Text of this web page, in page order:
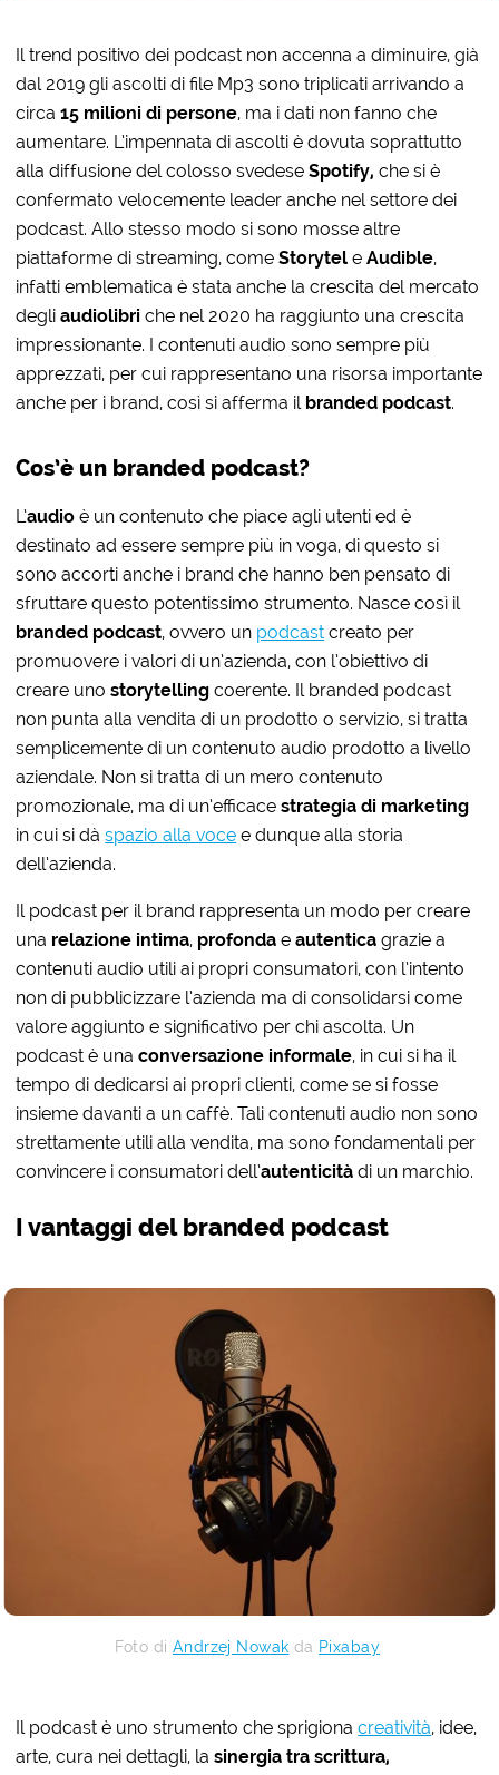
Il trend positivo dei podcast non accenna a diminuire, già
dal 2019 gli ascolti di file Mp3 sono triplicati arrivando a
circa15 milioni di persone, ma i dati non fanno che
aumentare. L’impennata di ascolti è dovuta soprattutto
alla diffusione del colosso svedeseSpotify, che si è
confermato velocemente leader anche nel settore dei
podcast. Allo stesso modo si sono mosse altre
piattaforme di streaming, comeStorytel eAudible,
infatti emblematica è stata anche la crescita del mercato
degliaudiolibri che nel 2020 ha raggiunto una crescita
impressionante. I contenuti audio sono sempre più
apprezzati, per cui rappresentano una risorsa importante
anche per i brand, così si afferma il branded podcast.
Cos’è un branded podcast?
L’audio è un contenuto che piace agli utenti ed è
destinato ad essere sempre più in voga, di questo si
sono accorti anche i brand che hanno ben pensato di
sfruttare questo potentissimo strumento. Nasce così il
branded podcast, ovvero un podcast creato per
promuovere i valori di un’azienda, con l’obiettivo di
creare unostorytellingcoerente. Il branded podcast
non punta alla vendita di un prodotto o servizio, si tratta
semplicemente di un contenuto audio prodotto a livello
aziendale. Non si tratta di un mero contenuto
promozionale, ma di un’efficacestrategia di marketing
in cui si dàspazio alla voce e dunque alla storia
dell’azienda.
Il podcast per il brand rappresenta un modo per creare
una relazione intima, profonda eautenticagrazie a
contenuti audio utili ai propri consumatori, con l’intento
non di pubblicizzare l’azienda ma di consolidarsi come
valore aggiunto e significativo per chi ascolta. Un
podcast è unaconversazione informale, in cui si ha il
tempo di dedicarsi ai propri clienti, come se si fosse
insieme davanti a un caffè. Tali contenuti audio non sono
strettamente utili alla vendita, ma sono fondamentali per
convincere i consumatori dell’autenticitàdi un marchio.
I vantaggi del branded podcast
Foto di Andrzej Nowak da Pixabay
Il podcast è uno strumento che sprigionacreatività, idee,
arte, cura nei dettagli, lasinergia tra scrittura,